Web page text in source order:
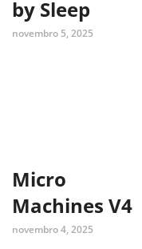
by Sleep
novembro 5, 2025
Micro
Machines V4
novembro 4, 2025